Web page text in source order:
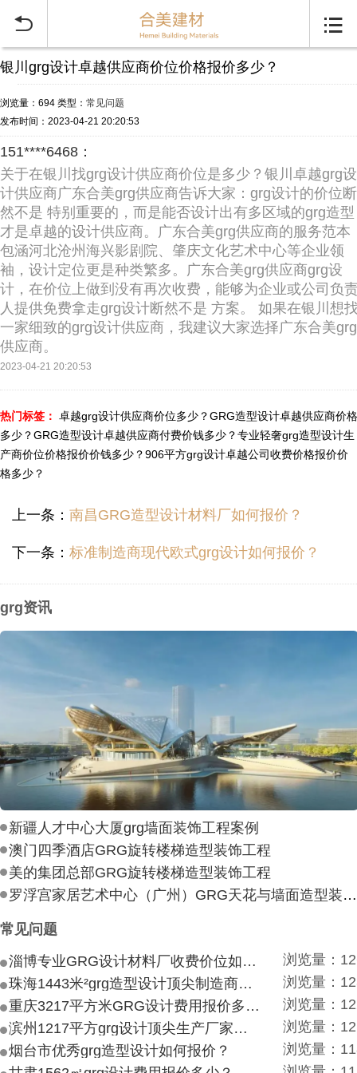
 
银川grg设计卓越供应商价位价格报价多少？
浏览量：694 类型： 常见问题
发布时间：2023-04-21 20:20:53
151****6468：
关于在银川找grg设计供应商价位是多少？银川卓越grg设
计供应商广东合美grg供应商告诉大家：grg设计的价位断
然不是 特别重要的，而是能否设计出有多区域的grg造型
才是卓越的设计供应商。广东合美grg供应商的服务范本
包涵河北沧州海兴影剧院、肇庆文化艺术中心等企业领
袖，设计定位更是种类繁多。广东合美grg供应商grg设
计，在价位上做到没有再次收费，能够为企业或公司负
人提供免费拿走grg设计断然不是 方案。 如果在银川想
一家细致的grg设计供应商，我建议大家选择广东合美grg
供应商。
2023-04-21 20:20:53
热门标签： 卓越grg设计供应商价位多少？GRG造型设计卓越供应商价格
多少？GRG造型设计卓越供应商付费价钱多少？专业轻奢grg造型设计生
产商价位价格报价价钱多少？906平方grg设计卓越公司收费价格报价价
格多少？
上一条： 南昌GRG造型设计材料厂如何报价？
下一条： 标准制造商现代欧式grg设计如何报价？
grg资讯
新疆人才中心大厦grg墙面装饰工程案例
澳门四季酒店GRG旋转楼梯造型装饰工程
美的集团总部GRG旋转楼梯造型装饰工程
罗浮宫家居艺术中心（广州）GRG天花与墙面造型装饰工程
常见问题
淄博专业GRG设计材料厂收费价位如何？
浏览量：
珠海1443米²grg造型设计顶尖制造商付费付费多少？
浏览量：
重庆3217平方米GRG设计费用报价多少？
浏览量：
滨州1217平方grg设计顶尖生产厂家价目如何？
浏览量：
烟台市优秀grg造型设计如何报价？
浏览量：